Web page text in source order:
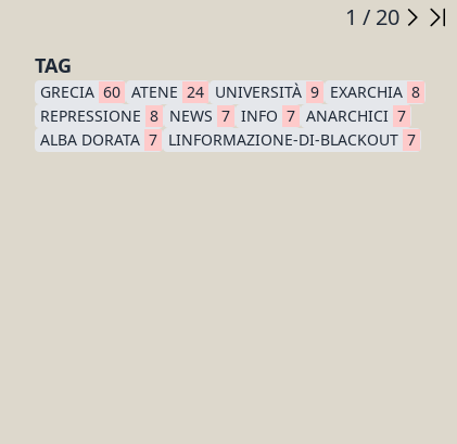
1 / 20
TAG
GRECIA 60 ATENE 24 UNIVERSITÀ 9 EXARCHIA 8
REPRESSIONE 8 NEWS 7 INFO 7 ANARCHICI 7
ALBA DORATA 7 LINFORMAZIONE-DI-BLACKOUT 7